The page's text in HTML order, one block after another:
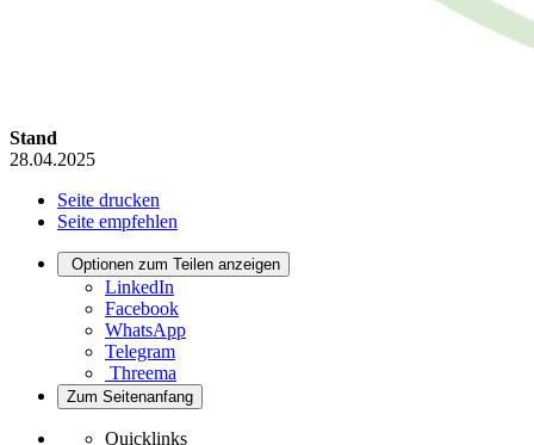
Stand
28.04.2025
Seite drucken
Seite empfehlen
Optionen zum Teilen anzeigen
LinkedIn
Facebook
WhatsApp
Telegram
Threema
Zum Seitenanfang
Quicklinks